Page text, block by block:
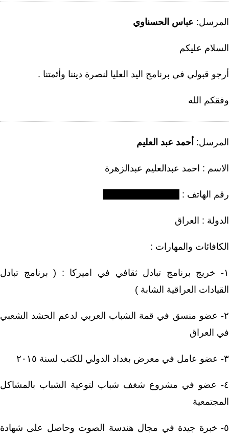
عباس الحسناوي
عليكم
قبولي في برنامج اليد العليا لنصرة ديننا وأئمتنا .
الله
أحمد عبد العليم
: احمد عبدالعليم عبدالزهرة
الهاتف :
: العراق
والمهارات :
١- خريج برنامج تبادل ثقافي في اميركا : ( برنامج تبادل
العراقية الشابة )
٢- عضو منسق في قمة الشباب العربي لدعم الحشد الشعبي
العراق
لسنة ٢٠١٥
٤- عضو في مشروع شغف شباب لتوعية الشباب بالمشاكل
٥- خبرة جيدة في مجال هندسة الصوت وحاصل على شهادة